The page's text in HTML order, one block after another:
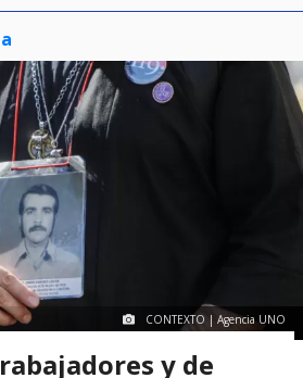
CONTEXTO | Agencia UNO
y de